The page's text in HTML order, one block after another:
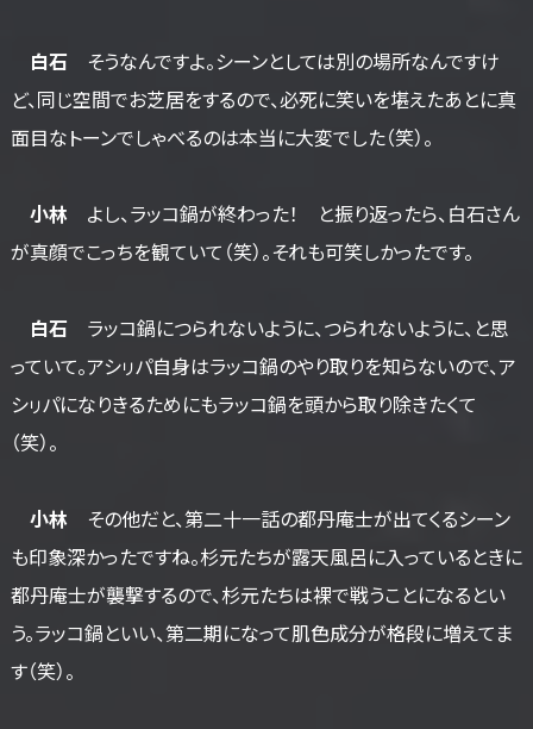
白石 そうなんですよ。シーンとしては別の場所なんですけ
ど、同じ空間でお芝居をするので、必死に笑いを堪えたあとに真
面目なトーンでしゃべるのは本当に大変でした（笑）。
小林 よし、ラッコ鍋が終わった！ と振り返ったら、白石さん
が真顔でこっちを観ていて（笑）。それも可笑しかったです。
白石 ラッコ鍋につられないように、つられないように、と思
っていて。アシㇼパ自身はラッコ鍋のやり取りを知らないので、ア
シㇼパになりきるためにもラッコ鍋を頭から取り除きたくて
（笑）。
小林 その他だと、第二十一話の都丹庵士が出てくるシーン
も印象深かったですね。杉元たちが露天風呂に入っているときに
都丹庵士が襲撃するので、杉元たちは裸で戦うことになるとい
う。ラッコ鍋といい、第二期になって肌色成分が格段に増えてま
す（笑）。